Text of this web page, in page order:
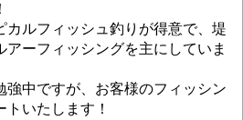
カルフィッシュ釣りが得意で、堤
アーフィッシングを主にしていま
強中ですが、お客様のフィッシン
いたします！